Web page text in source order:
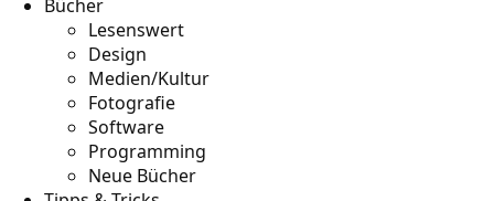
Bücher
Lesenswert
Design
Medien/Kultur
Fotografie
Software
Programming
Neue Bücher